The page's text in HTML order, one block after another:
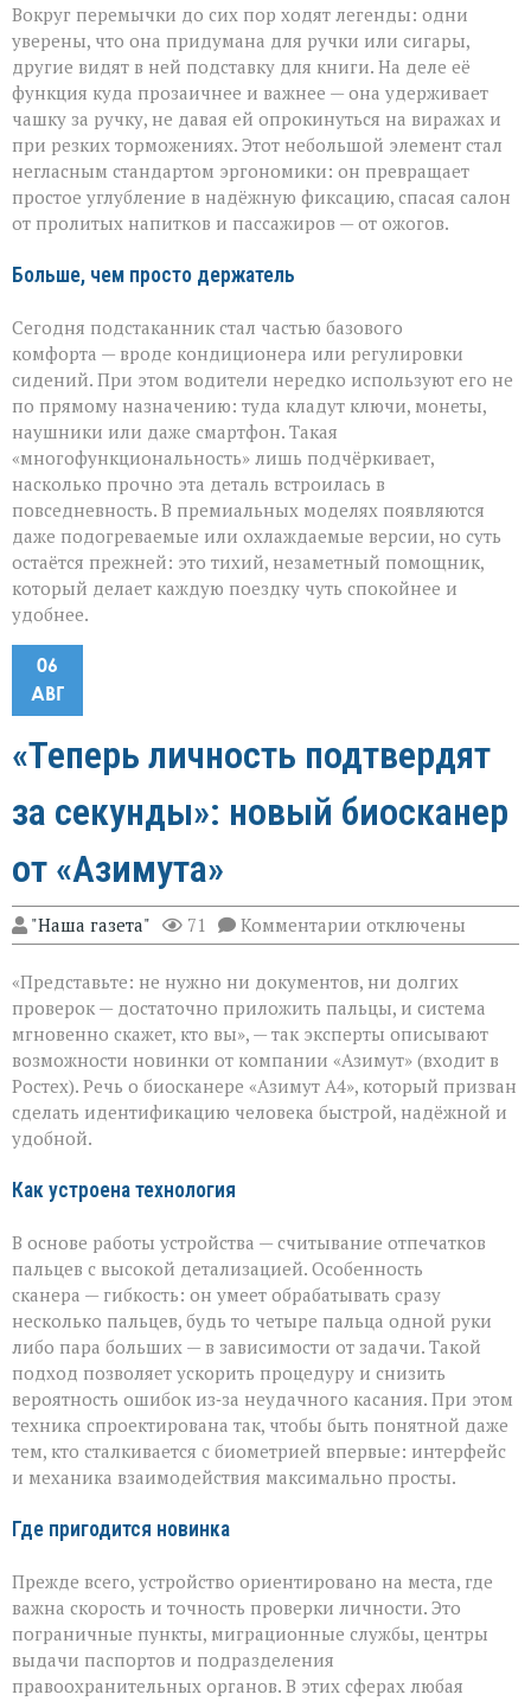
Вокруг перемычки до сих пор ходят легенды: одни
уверены, что она придумана для ручки или сигары,
другие видят в ней подставку для книги. На деле её
функция куда прозаичнее и важнее — она удерживает
чашку за ручку, не давая ей опрокинуться на виражах и
при резких торможениях. Этот небольшой элемент стал
негласным стандартом эргономики: он превращает
простое углубление в надёжную фиксацию, спасая салон
от пролитых напитков и пассажиров — от ожогов.
Больше, чем просто держатель
Сегодня подстаканник стал частью базового
комфорта — вроде кондиционера или регулировки
сидений. При этом водители нередко используют его не
по прямому назначению: туда кладут ключи, монеты,
наушники или даже смартфон. Такая
«многофункциональность» лишь подчёркивает,
насколько прочно эта деталь встроилась в
повседневность. В премиальных моделях появляются
даже подогреваемые или охлаждаемые версии, но суть
остаётся прежней: это тихий, незаметный помощник,
который делает каждую поездку чуть спокойнее и
удобнее.
06
АВГ
«Теперь личность подтвердят
за секунды»: новый биосканер
от «Азимута»
"Наша газета" 71 Комментарии к
записи
личность
подтвердят
за
секунды»:
новый
биосканер
от
«Азимута»
отключены
«Представьте: не нужно ни документов, ни долгих
проверок — достаточно приложить пальцы, и система
мгновенно скажет, кто вы», — так эксперты описывают
возможности новинки от компании «Азимут» (входит в
Ростех). Речь о биосканере «Азимут А4», который призван
сделать идентификацию человека быстрой, надёжной и
удобной.
Как устроена технология
В основе работы устройства — считывание отпечатков
пальцев с высокой детализацией. Особенность
сканера — гибкость: он умеет обрабатывать сразу
несколько пальцев, будь то четыре пальца одной руки
либо пара больших — в зависимости от задачи. Такой
подход позволяет ускорить процедуру и снизить
вероятность ошибок из‑за неудачного касания. При этом
техника спроектирована так, чтобы быть понятной даже
тем, кто сталкивается с биометрией впервые: интерфейс
и механика взаимодействия максимально просты.
Где пригодится новинка
Прежде всего, устройство ориентировано на места, где
важна скорость и точность проверки личности. Это
пограничные пункты, миграционные службы, центры
выдачи паспортов и подразделения
правоохранительных органов. В этих сферах любая